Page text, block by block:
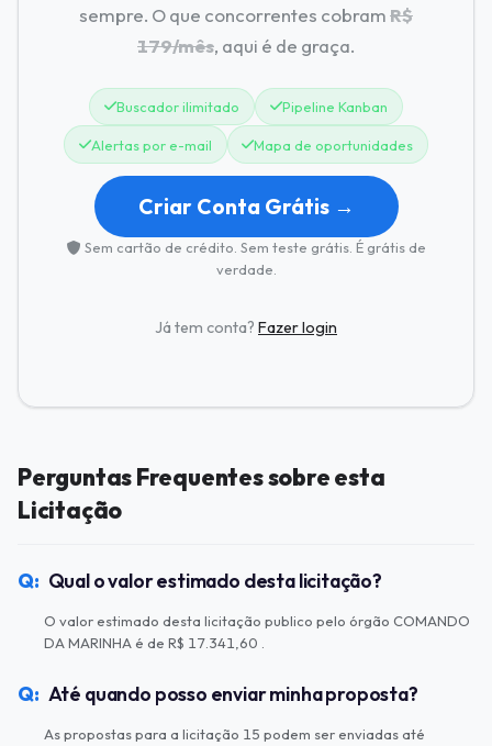
sempre. O que concorrentes cobramR$
179/mês, aqui é de graça.
Buscador ilimitado Pipeline Kanban
Alertas por e-mail Mapa de oportunidades
Criar Conta Grátis →
Sem cartão de crédito. Sem teste grátis. É grátis de
verdade.
Já tem conta? Fazer login
Perguntas Frequentes sobre esta
Licitação
Qual o valor estimado desta licitação?
O valor estimado desta licitação publico pelo órgão COMANDO
DA MARINHA é de R$ 17.341,60 .
Até quando posso enviar minha proposta?
As propostas para a licitação 15 podem ser enviadas até